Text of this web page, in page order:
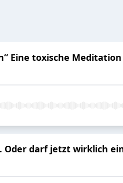
Eine toxische Meditation
darf jetzt wirklich